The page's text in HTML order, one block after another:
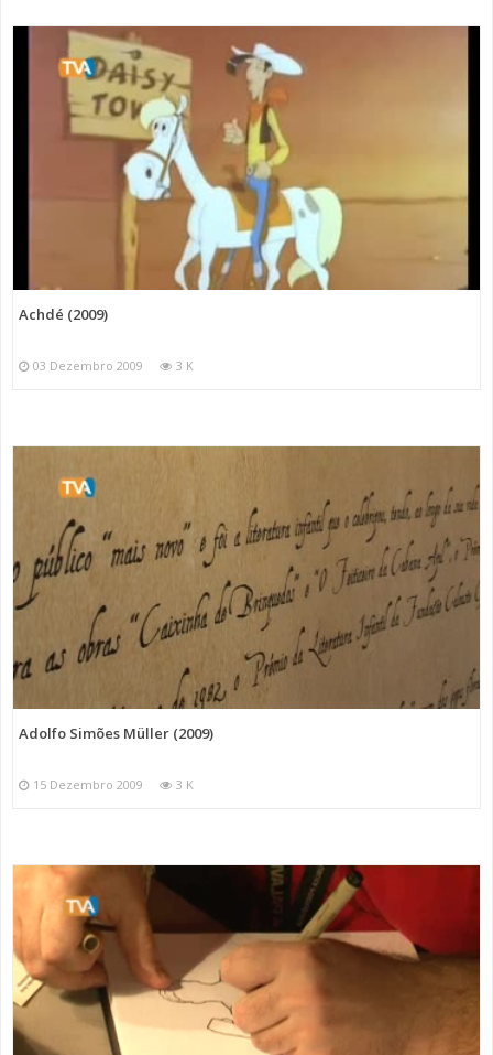
Achdé (2009)
03 Dezembro 2009 3 K
Adolfo Simões Müller (2009)
15 Dezembro 2009 3 K